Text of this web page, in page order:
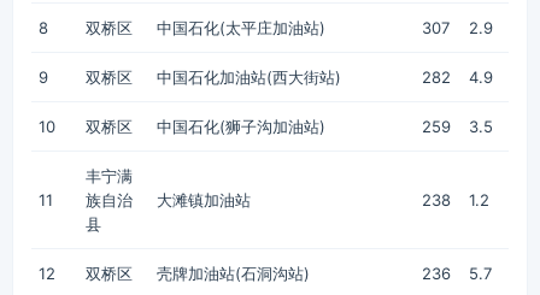
8 双桥区 中国石化(太平庄加油站) 307 2.9
9 双桥区 中国石化加油站(西大街站) 282 4.9
10 双桥区 中国石化(狮子沟加油站) 259 3.5
11
丰宁满
族自治
县
大滩镇加油站 238 1.2
12 双桥区 壳牌加油站(石洞沟站) 236 5.7